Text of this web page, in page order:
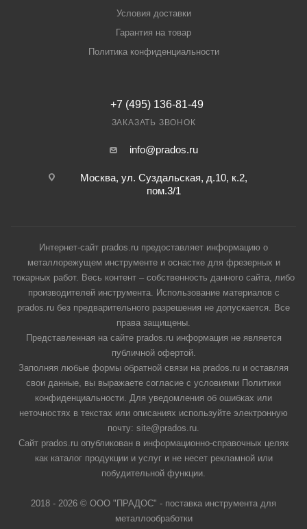
Условия доставки
Гарантия на товар
Политика конфиденциальности
+7 (495) 136-81-49
ЗАКАЗАТЬ ЗВОНОК
info@prados.ru
Москва, ул. Суздальская, д.10, к.2,
пом.3/1
Интернет-сайт prados.ru предоставляет информацию о
металлорежущем инструменте и оснастке для фрезерных и
токарных работ. Весь контент – собственность данного сайта, либо
производителей инструмента. Использование материалов с
prados.ru без предварительного разрешения не допускается. Все
права защищены.
Представленная на сайте prados.ru информация не является
публичной офертой.
Заполняя любые формы обратной связи на prados.ru и оставляя
свои данные, вы выражаете согласие с условиями Политики
конфиденциальности. Для уведомления об ошибках или
неточностях в текстах или описаниях используйте электронную
почту: site@prados.ru.
Сайт prados.ru опубликован в информационно-справочных целях
как каталог продукции и услуг и не несет рекламной или
побудительной функции.
2018 - 2026 © ООО "ПРАДОС" - поставка инструмента для
металлообработки